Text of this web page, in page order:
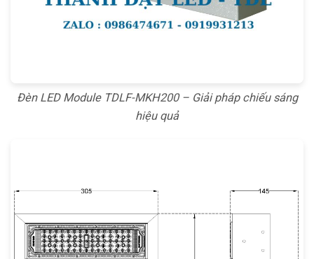
Đèn LED Module TDLF-MKH200 – Giải pháp chiếu sáng
hiệu quả